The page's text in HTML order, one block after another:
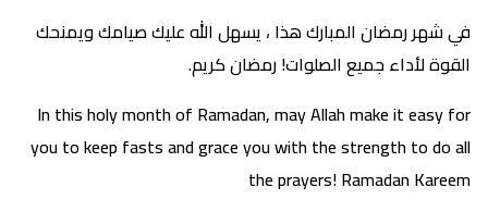
في شهر رمضان المبارك هذا ، يسهل الله عليك صيامك ويمنحك
القوة لأداء جميع الصلوات! رمضان كريم.
In this holy month of Ramadan, may Allah make it easy for
you to keep fasts and grace you with the strength to do all
the prayers! Ramadan Kareem